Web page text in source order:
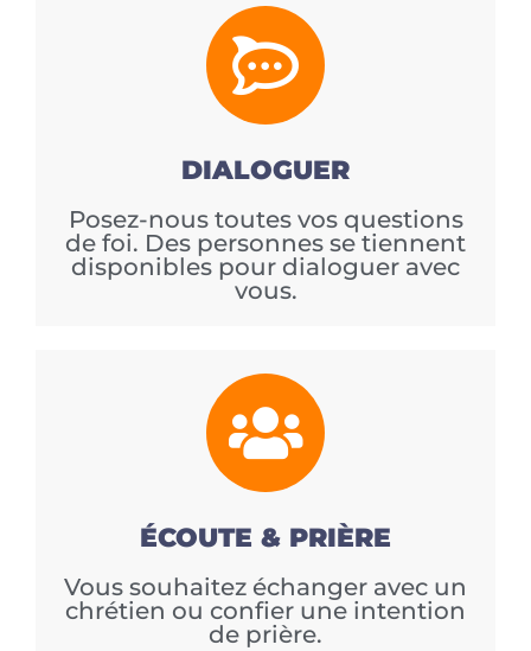
DIALOGUER
Posez-nous toutes vos questions
de foi. Des personnes se tiennent
disponibles pour dialoguer avec
vous.
ÉCOUTE & PRIÈRE
Vous souhaitez échanger avec un
chrétien ou confier une intention
de prière.